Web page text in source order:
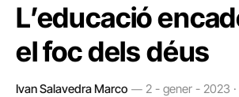
L’educació
el foc dels déus
Ivan Salavedra Marco
2 - gener - 2023